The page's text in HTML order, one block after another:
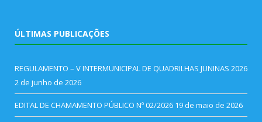
ÚLTIMAS PUBLICAÇÕES
REGULAMENTO – V INTERMUNICIPAL DE QUADRILHAS JUNINAS 2026
2 de junho de 2026
EDITAL DE CHAMAMENTO PÚBLICO Nº 02/2026 19 de maio de 2026